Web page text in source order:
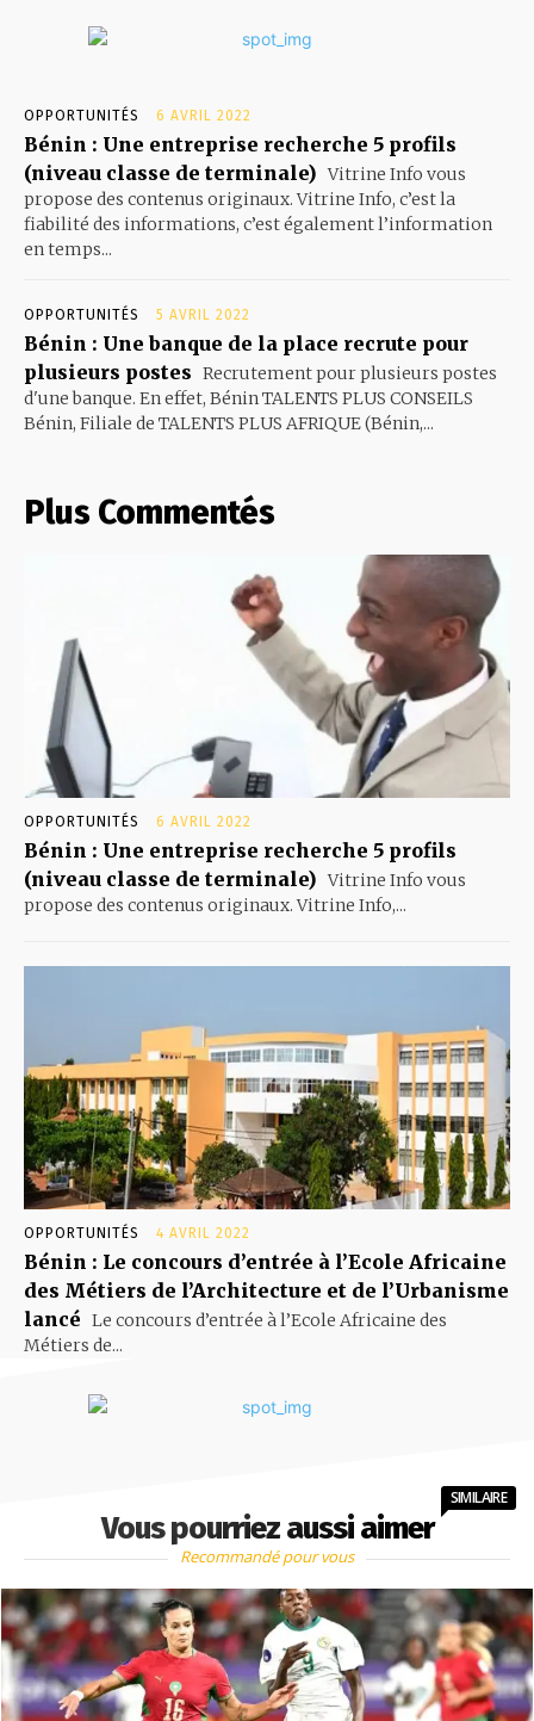
OPPORTUNITÉS 6 AVRIL 2022
Bénin : Une entreprise recherche 5 profils
(niveau classe de terminale) Vitrine Info vous
propose des contenus originaux. Vitrine Info, c’est la
fiabilité des informations, c’est également l’information
en temps...
OPPORTUNITÉS 5 AVRIL 2022
Bénin : Une banque de la place recrute pour
plusieurs postes Recrutement pour plusieurs postes
d'une banque. En effet, Bénin TALENTS PLUS CONSEILS
Bénin, Filiale de TALENTS PLUS AFRIQUE (Bénin,...
Plus Commentés
OPPORTUNITÉS 6 AVRIL 2022
Bénin : Une entreprise recherche 5 profils
(niveau classe de terminale) Vitrine Info vous
propose des contenus originaux. Vitrine Info,...
OPPORTUNITÉS 4 AVRIL 2022
Bénin : Le concours d’entrée à l’Ecole Africaine
des Métiers de l’Architecture et de l’Urbanisme
lancé Le concours d’entrée à l’Ecole Africaine des
Métiers de...
Vous pourriez aussi aimer
SIMILAIRE
Recommandé pour vous